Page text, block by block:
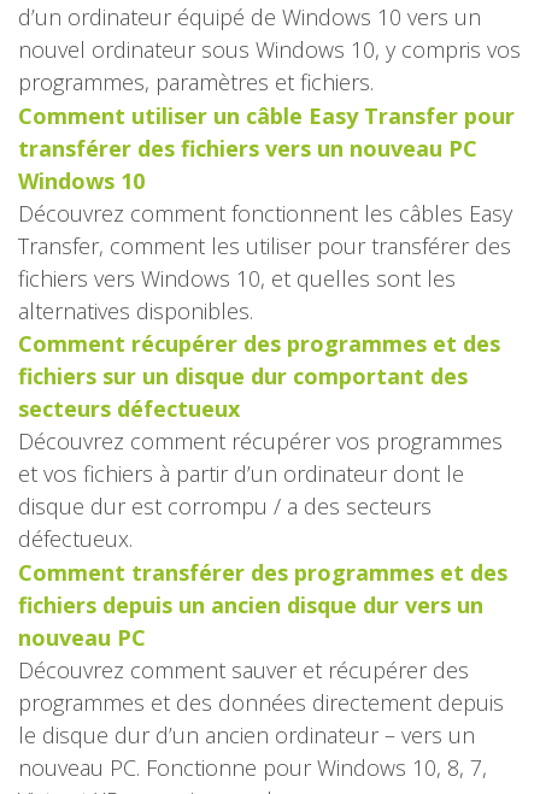
d’un ordinateur équipé de Windows 10 vers un
nouvel ordinateur sous Windows 10, y compris vos
programmes, paramètres et fichiers.
Comment utiliser un câble Easy Transfer pour
transférer des fichiers vers un nouveau PC
Windows 10
Découvrez comment fonctionnent les câbles Easy
Transfer, comment les utiliser pour transférer des
fichiers vers Windows 10, et quelles sont les
alternatives disponibles.
Comment récupérer des programmes et des
fichiers sur un disque dur comportant des
secteurs défectueux
Découvrez comment récupérer vos programmes
et vos fichiers à partir d’un ordinateur dont le
disque dur est corrompu / a des secteurs
défectueux.
Comment transférer des programmes et des
fichiers depuis un ancien disque dur vers un
nouveau PC
Découvrez comment sauver et récupérer des
programmes et des données directement depuis
le disque dur d’un ancien ordinateur – vers un
nouveau PC. Fonctionne pour Windows 10, 8, 7,